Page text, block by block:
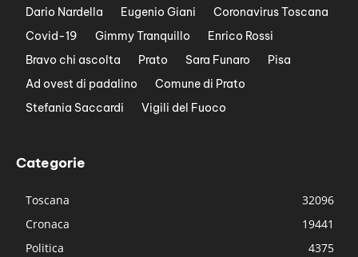
Dario Nardella
Eugenio Giani
Coronavirus Toscana
Covid-19
Gimmy Tranquillo
Enrico Rossi
Bravo chi ascolta
Prato Sara Funaro
Pisa
Ad ovest di padalino
Comune di Prato
Stefania Saccardi
Vigili del Fuoco
Categorie
Toscana
32096
Cronaca
19441
Politica
4375